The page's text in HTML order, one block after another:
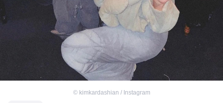
© kimkardashian / Instagram